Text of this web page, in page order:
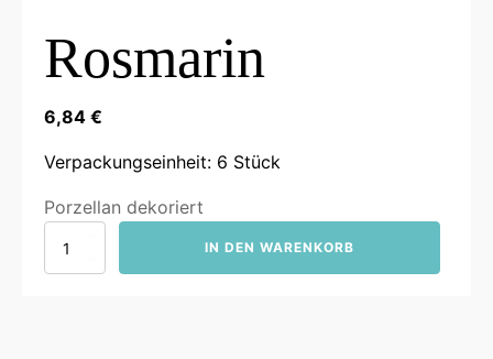
Rosmarin
6,84 €
Verpackungseinheit: 6 Stück
Porzellan dekoriert
Pastateller
IN DEN WARENKORB